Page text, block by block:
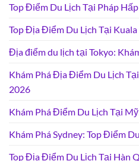
Top Điểm Du Lịch Tại Pháp
Top Địa Điểm Du Lịch Tại
Địa điểm du lịch tại Tokyo:
Khám Phá Địa Điểm Du Lịch
2026
Khám Phá Điểm Du Lịch Tại
Khám Phá Sydney: Top Điểm
Top Địa Điểm Du Lịch Tại Hàn